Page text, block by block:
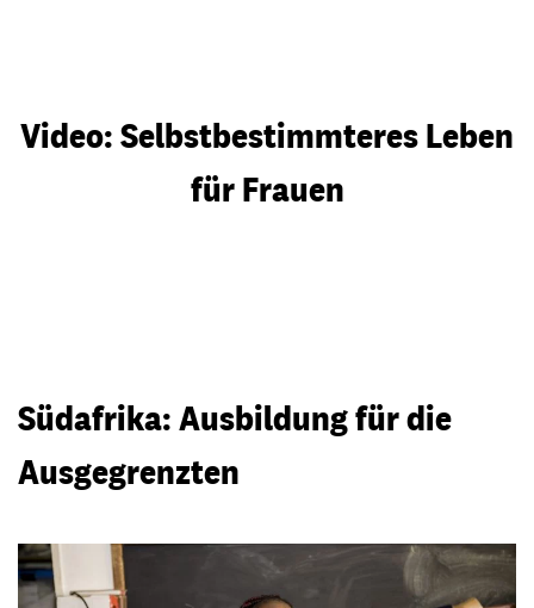
Video: Selbstbestimmteres Leben
für Frauen
Südafrika: Ausbildung für die
Ausgegrenzten